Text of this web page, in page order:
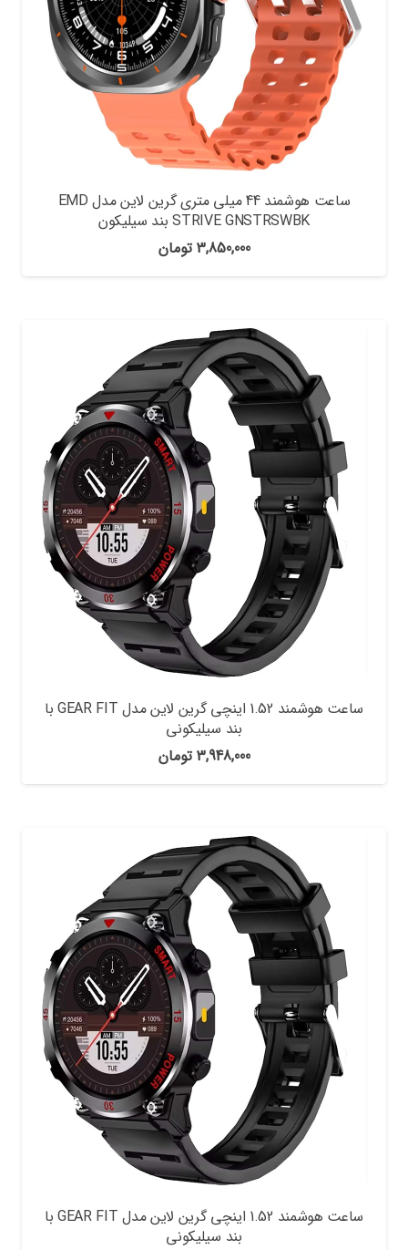
ساعت هوشمند 44 میلی متری گرین لاین مدل EMD
STRIVE GNSTRSWBK بند سیلیکون
3,850,000 تومان
ساعت هوشمند 1.52 اینچی گرین لاین مدل GEAR FIT با
بند سیلیکونی
3,948,000 تومان
ساعت هوشمند 1.52 اینچی گرین لاین مدل GEAR FIT با
بند سیلیکونی